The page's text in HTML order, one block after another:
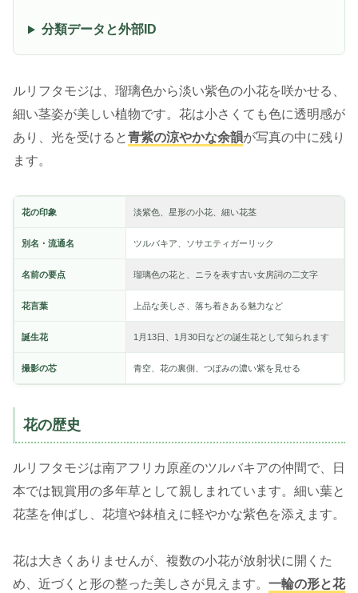
分類データと外部ID
ルリフタモジは、瑠璃色から淡い紫色の小花を咲かせる、
細い茎姿が美しい植物です。花は小さくても色に透明感が
あり、光を受けると青紫の涼やかな余韻が写真の中に残り
ます。
花の印象 淡紫色、星形の小花、細い花茎
別名・流通名 ツルバキア、ソサエティガーリック
名前の要点 瑠璃色の花と、ニラを表す古い女房詞の二文字
花言葉 上品な美しさ、落ち着きある魅力など
誕生花 1月13日、1月30日などの誕生花として知られます
撮影の芯 青空、花の裏側、つぼみの濃い紫を見せる
花の歴史
ルリフタモジは南アフリカ原産のツルバキアの仲間で、日
本では観賞用の多年草として親しまれています。細い葉と
花茎を伸ばし、花壇や鉢植えに軽やかな紫色を添えます。
花は大きくありませんが、複数の小花が放射状に開くた
め、近づくと形の整った美しさが見えます。 一輪の形と花